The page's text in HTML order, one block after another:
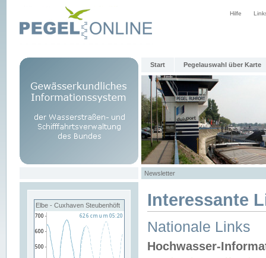
Hilfe
Start Pegelauswahl über Karte
Newsletter
Elbe - Cuxhaven Steubenhöft Interessante
Nationale Links
Hochwasser-